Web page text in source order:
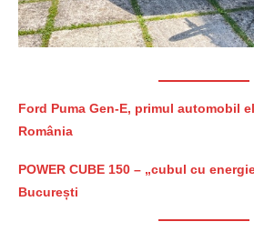
Ford Puma Gen-E, primul automobil
România
POWER CUBE 150 – „cubul cu
București